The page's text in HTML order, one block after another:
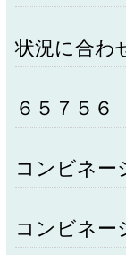
状況に合わ
６５７５６
コンビネー
コンビネー